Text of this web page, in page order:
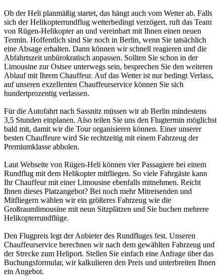
Ob der Heli planmäßig startet, das hängt auch vom Wetter ab. Falls
sich der Helikopterrundflug wetterbedingt verzögert, ruft das Team
von Rügen-Helikopter an und vereinbart mit Ihnen einen neuen
Termin. Hoffentlich sind Sie noch in Berlin, wenn Sie tatsächlich
eine Absage erhalten. Dann können wir schnell reagieren und die
Abfahrtszeit unbürokratisch anpassen. Sollten Sie schon in der
Limousine zur Ostsee unterwegs sein, besprechen Sie den weiteren
Ablauf mit Ihrem Chauffeur. Auf das Wetter ist nur bedingt Verlass,
auf unseren exzellenten Chauffeurservice können Sie sich
hundertprozentig verlassen.
Für die Autofahrt nach Sassnitz müssen wir ab Berlin mindestens
3,5 Stunden einplanen. Also teilen Sie uns den Flugtermin möglichst
bald mit, damit wir die Tour organisieren können. Einer unserer
besten Chauffeure wird Sie rechtzeitig mit einem Fahrzeug der
Premiumklasse abholen.
Laut Webseite von Rügen-Heli können vier Passagiere bei einem
Rundflug mit dem Helikopter mitfliegen. So viele Fahrgäste kann
Ihr Chauffeur mit einer Limousine ebenfalls mitnehmen. Reicht
Ihnen dieses Platzangebot? Bei noch mehr Mitreisenden und
Mitfliegern wählen wir ein größeres Fahrzeug wie die
Großraumlimousine mit neun Sitzplätzen und Sie buchen mehrere
Helikopterrundflüge.
Den Flugpreis legt der Anbieter des Rundfluges fest. Unseren
Chauffeurservice berechnen wir nach dem gewählten Fahrzeug und
der Strecke zum Heliport. Stellen Sie einfach eine Anfrage über das
Buchungsformular, wir kalkulieren den Preis und unterbreiten Ihnen
ein Angebot.